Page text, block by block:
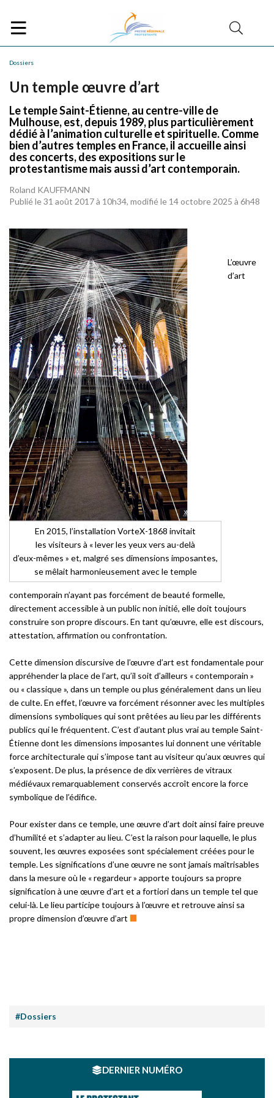
Dossiers
Un temple œuvre d’art
Le temple Saint-Étienne, au centre-ville de
Mulhouse, est, depuis 1989, plus particulièrement
dédié à l’animation culturelle et spirituelle. Comme
bien d’autres temples en France, il accueille ainsi
des concerts, des expositions sur le
protestantisme mais aussi d’art contemporain.
Roland KAUFFMANN
Publié le 31 août 2017 à 10h34, modifié le 14 octobre 2025 à 6h48
En 2015, l’installation VorteX-1868 invitait
les visiteurs à « lever les yeux vers au-delà
d’eux-mêmes » et, malgré ses dimensions imposantes,
se mêlait harmonieusement avec le temple
L’œuvre
d’art
contemporain n’ayant pas forcément de beauté formelle,
directement accessible à un public non initié, elle doit toujours
construire son propre discours. En tant qu’œuvre, elle est discours,
attestation, affirmation ou confrontation.
Cette dimension discursive de l’œuvre d’art est fondamentale pour
appréhender la place de l’art, qu’il soit d’ailleurs « contemporain »
ou « classique », dans un temple ou plus généralement dans un lieu
de culte. En effet, l’œuvre va forcément résonner avec les multiples
dimensions symboliques qui sont prêtées au lieu par les différents
publics qui le fréquentent. C’est d’autant plus vrai au temple Saint-
Étienne dont les dimensions imposantes lui donnent une véritable
force architecturale qui s’impose tant au visiteur qu’aux œuvres qui
s’exposent. De plus, la présence de dix verrières de vitraux
médiévaux remarquablement conservés accroît encore la force
symbolique de l’édifice.
Pour exister dans ce temple, une œuvre d’art doit ainsi faire preuve
d’humilité et s’adapter au lieu. C’est la raison pour laquelle, le plus
souvent, les œuvres exposées sont spécialement créées pour le
temple. Les significations d’une œuvre ne sont jamais maîtrisables
dans la mesure où le « regardeur » apporte toujours sa propre
signification à une œuvre d’art et a fortiori dans un temple tel que
celui-là. Le lieu participe toujours à l’œuvre et retrouve ainsi sa
propre dimension d’œuvre d’art
#Dossiers
DERNIER NUMÉRO